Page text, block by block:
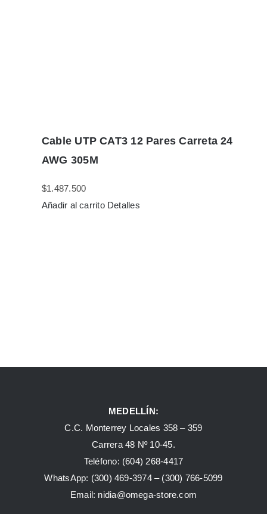
Cable UTP CAT3 12 Pares Carreta 24
AWG 305M
$1.487.500
Añadir al carrito Detalles
MEDELLÍN:
C.C. Monterrey Locales 358 – 359
Carrera 48 Nº 10-45.
Teléfono: (604) 268-4417
WhatsApp: (300) 469-3974 – (300) 766-5099
Email: nidia@omega-store.com